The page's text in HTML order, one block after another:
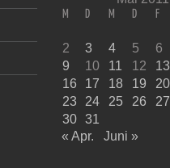
M D M D F
2
3 4 5 6
9
10 11 12 13
16
17 18 19 20
23
24 25 26 27
30
31
« Apr.
Juni »